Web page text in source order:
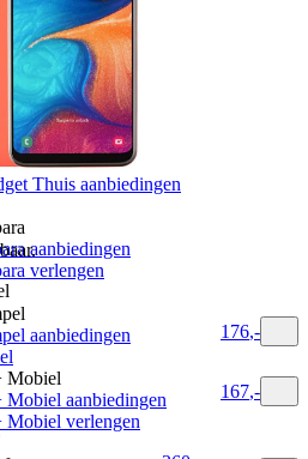
aanbiedingen
verlengen
aanbiedingen
Thuis
Thuis aanbiedingen
aanbiedingen
verlengen
aanbiedingen
Mobiel
Mobiel aanbiedingen
Mobiel verlengen
176,-
167,-